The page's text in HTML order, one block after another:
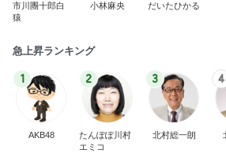
市川團十郎白
猿
小林麻央 だいたひかる
急上昇ランキング
1
AKB48
2
たんぽぽ川村
エミコ
3
北村総一朗
4